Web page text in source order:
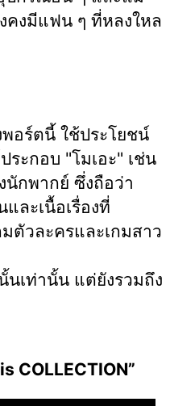
คงมีแฟน ๆ ที่หลงใหล
อร์ตนี้ ใช้ประโยชน์
ะกอบ "โมเอะ" เช่น
นักพากย์ ซึ่งถือว่า
ละเนื้อเรื่องที่
ตัวละครและเกมสาว
เท่านั้น แต่ยังรวมถึง
COLLECTION”